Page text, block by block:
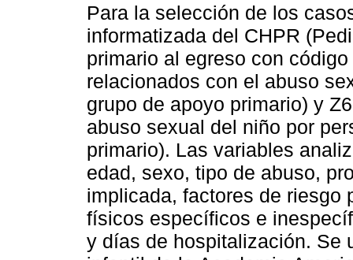
Para la selección de los
informatizada del CHPR
primario al egreso con
relacionados con el abuso
grupo de apoyo primario) y
abuso sexual del niño por
primario). Las variables
edad, sexo, tipo de abuso,
implicada, factores de riesgo
físicos específicos e
y días de hospitalización. Se